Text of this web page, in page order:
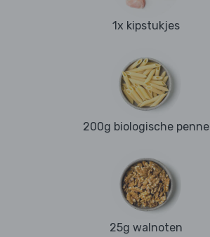
1x kipstukjes
200g biologische penne
25g walnoten